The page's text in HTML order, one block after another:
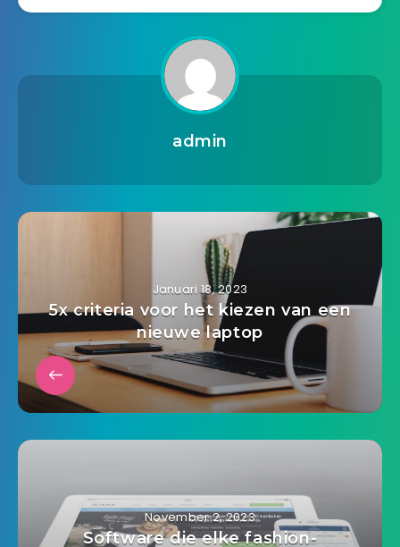
admin
Januari 18, 2023
5x criteria voor het kiezen van een
nieuwe laptop
November 2, 2023
Software die elke fashion-